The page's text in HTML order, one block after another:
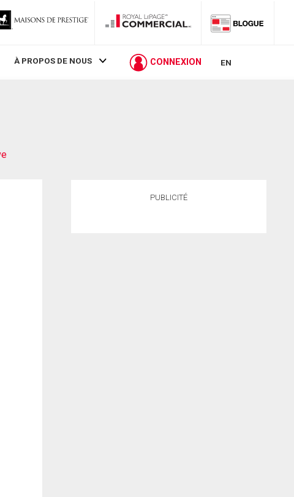
À PROPOS DE NOUS CONNEXION EN
PUBLICITÉ